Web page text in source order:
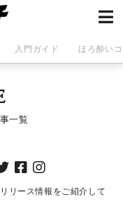
入門ガイド ほろ酔い
一覧
リース情報をご紹介して